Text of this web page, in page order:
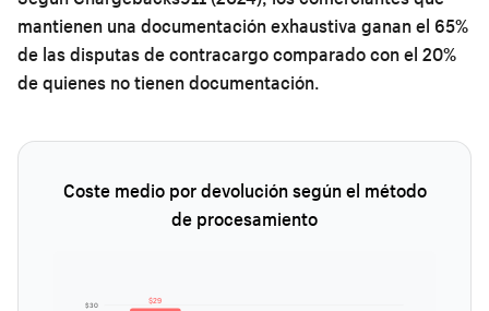
mantienen una documentación exhaustiva ganan el 65%
de las disputas de contracargo comparado con el 20%
de quienes no tienen documentación.
Coste medio por devolución según el método
de procesamiento
$30 $29